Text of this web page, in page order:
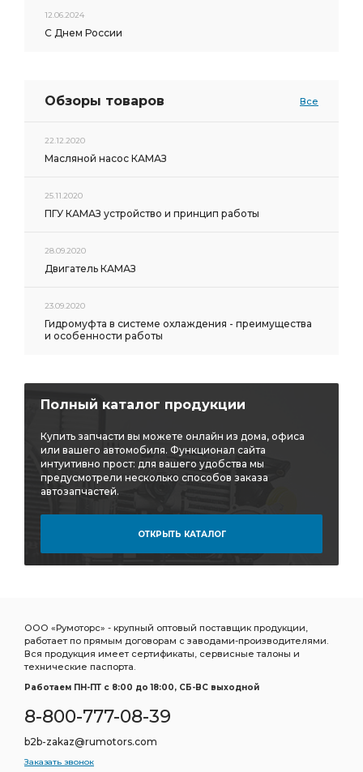
12.06.2024
С Днем России
Обзоры товаров Все
22.12.2020
Масляной насос КАМАЗ
25.11.2020
ПГУ КАМАЗ устройство и принцип работы
28.09.2020
Двигатель КАМАЗ
23.09.2020
Гидромуфта в системе охлаждения - преимущества
и особенности работы
Полный каталог продукции
Купить запчасти вы можете онлайн из дома, офиса
или вашего автомобиля. Функционал сайта
интуитивно прост: для вашего удобства мы
предусмотрели несколько способов заказа
автозапчастей.
ОТКРЫТЬ КАТАЛОГ
ООО «Румоторс» - крупный оптовый поставщик продукции,
работает по прямым договорам с заводами-производителями.
Вся продукция имеет сертификаты, сервисные талоны и
технические паспорта.
Работаем ПН-ПТ c 8:00 до 18:00, СБ-ВС выходной
8-800-777-08-39
b2b-zakaz@rumotors.com
Заказать звонок